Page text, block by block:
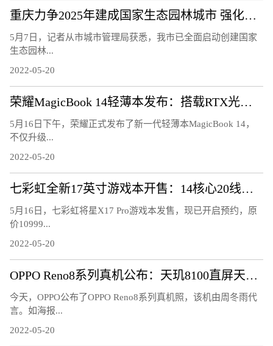
重庆力争2025年建成国家生态园林城市 强化城市生态宜居性
5月7日，记者从市城市管理局获悉，我市已全面启动创建国家
生态园林...
2022-05-20
荣耀MagicBook 14轻薄本发布：搭载RTX光追显卡
5月16日下午，荣耀正式发布了新一代轻薄本MagicBook 14，
不仅升级...
2022-05-20
七彩虹全新17英寸游戏本开售：14核心20线程、2K电竞屏
5月16日，七彩虹将星X17 Pro游戏本发售，现已开启预约，原
价10999...
2022-05-20
OPPO Reno8系列真机公布：天玑8100直屏天花板
今天，OPPO公布了OPPO Reno8系列真机照，该机由周冬雨代
言。如海报...
2022-05-20